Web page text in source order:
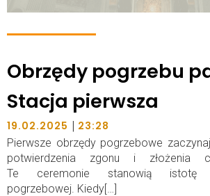
Obrzędy pogrzebu
Stacja pierwsza
19.02.2025 | 23:28
Pierwsze obrzędy pogrzebowe
potwierdzenia zgonu i złożenia
Te ceremonie stanowią istotę
pogrzebowej. Kiedy[…]